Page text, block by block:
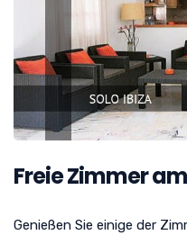
Freie Zimmer
Genießen Sie einige der